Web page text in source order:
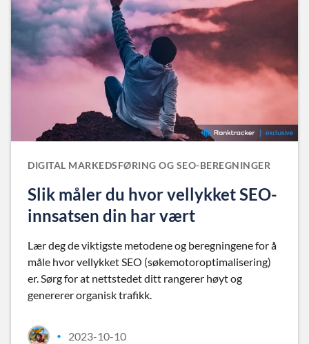
DIGITAL MARKEDSFØRING OG SEO-BEREGNINGER
Slik måler du hvor vellykket SEO-
innsatsen din har vært
Lær deg de viktigste metodene og beregningene for å
måle hvor vellykket SEO (søkemotoroptimalisering)
er. Sørg for at nettstedet ditt rangerer høyt og
genererer organisk trafikk.
• 2023-10-10